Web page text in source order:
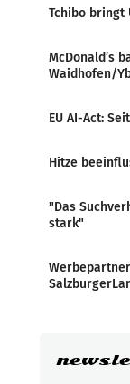
Tchibo bringt
McDonald’s
Waidhofen/
EU AI-Act:
Hitze
"Das
stark"